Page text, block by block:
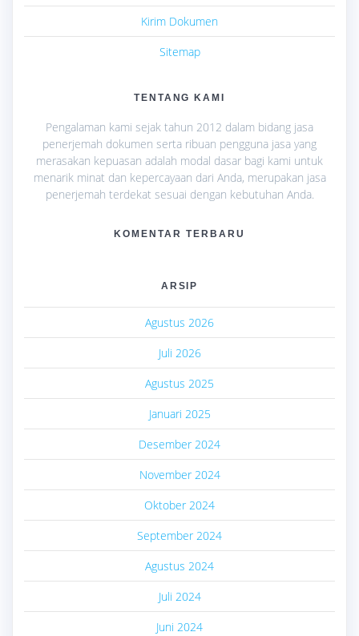
Kirim Dokumen
Sitemap
TENTANG KAMI
Pengalaman kami sejak tahun 2012 dalam bidang jasa
penerjemah dokumen serta ribuan pengguna jasa yang
merasakan kepuasan adalah modal dasar bagi kami untuk
menarik minat dan kepercayaan dari Anda, merupakan jasa
penerjemah terdekat sesuai dengan kebutuhan Anda.
KOMENTAR TERBARU
ARSIP
Agustus 2026
Juli 2026
Agustus 2025
Januari 2025
Desember 2024
November 2024
Oktober 2024
September 2024
Agustus 2024
Juli 2024
Juni 2024